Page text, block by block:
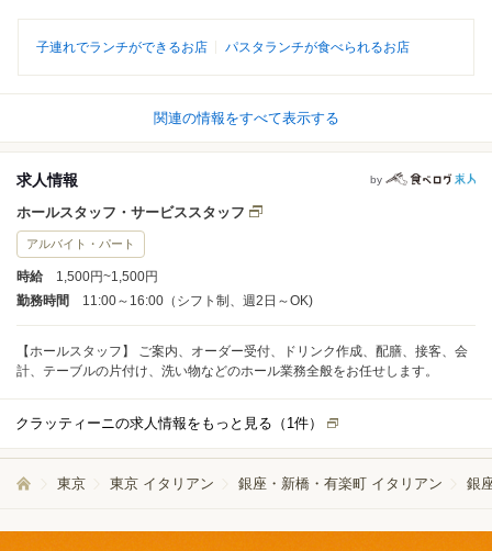
子連れでランチができるお店 パスタランチが食べられるお店
関連の情報をすべて表示する
求人情報 by
ホールスタッフ・サービススタッフ
アルバイト・パート
時給
1,500円~1,500円
勤務時間
11:00～16:00（シフト制、週2日～OK)
【ホールスタッフ】 ご案内、オーダー受付、ドリンク作成、配膳、接客、会
計、テーブルの片付け、洗い物などのホール業務全般をお任せします。
クラッティーニの求人情報をもっと見る（ 1件）
東京 東京 イタリアン 銀座・新橋・有楽町 イタリアン 銀